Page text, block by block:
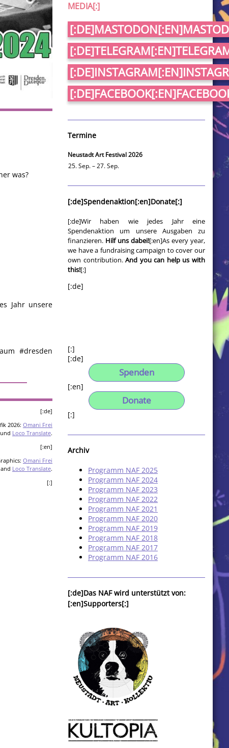
was?
Jahr unsere
#dresden
[:de]
2026: Omani Frei
und Loco Translate.
[:en]
Omani Frei
and Loco Translate.
[:]
MEDIA[:]
Termine
Neustadt Art Festival 2026
25. Sep. – 27. Sep.
[:de]Spendenaktion[:en]Donate[:]
[:de]Wir haben wie jedes Jahr eine
Spendenaktion um unsere Ausgaben zu
finanzieren. Hilf uns dabei![:en]As every year,
we have a fundraising campaign to cover our
own contribution.And you can help us with
this![:]
[:de]
[:]
[:de]
Spenden
[:en]
Donate
[:]
Archiv
Programm NAF 2025
Programm NAF 2024
Programm NAF 2023
Programm NAF 2022
Programm NAF 2021
Programm NAF 2020
Programm NAF 2019
Programm NAF 2018
Programm NAF 2017
Programm NAF 2016
[:de]Das NAF wird unterstützt von:
[:en]Supporters[:]